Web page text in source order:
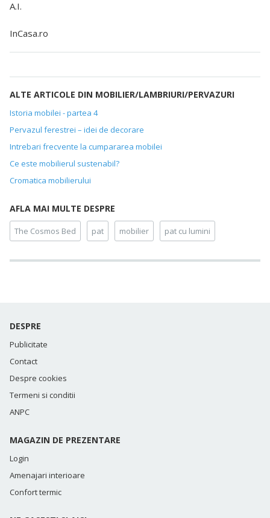
A.I.
InCasa.ro
ALTE ARTICOLE DIN MOBILIER/LAMBRIURI/PERVAZURI
Istoria mobilei - partea 4
Pervazul ferestrei – idei de decorare
Intrebari frecvente la cumpararea mobilei
Ce este mobilierul sustenabil?
Cromatica mobilierului
AFLA MAI MULTE DESPRE
The Cosmos Bed pat mobilier pat cu lumini
DESPRE
Publicitate
Contact
Despre cookies
Termeni si conditii
ANPC
MAGAZIN DE PREZENTARE
Login
Amenajari interioare
Confort termic